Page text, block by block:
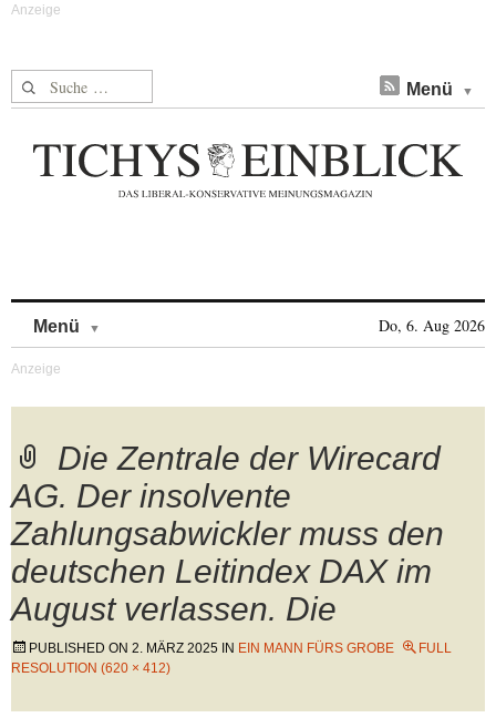
Suche nach: Menü
Menü Do, 6. Aug 2026
Die Zentrale der Wirecard
AG. Der insolvente
Zahlungsabwickler muss den
deutschen Leitindex DAX im
August verlassen. Die
PUBLISHED ON 2. MÄRZ 2025 IN EIN MANN FÜRS GROBE
FULL
RESOLUTION (620 × 412)